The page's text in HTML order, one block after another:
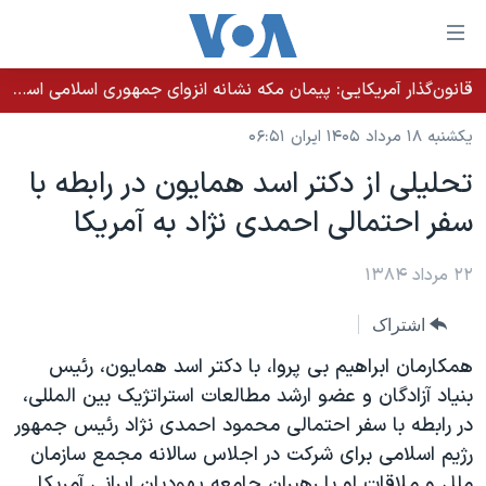
لینکهای
قابل
دسترسی
جهش
محتوای
اصلی
به
اصلی
جهش
به
جستجو
خانه
نسخه سبک وب‌سایت
موضوع ها
ایران
آمریکا
گزیده‌ها
ویژه برنامه‌ها
ویدیوها
برنامه های تلویزیونی
جدول برنامه ها
صفحه‌های ویژه
عملیات خشم حماسی
۲۵۰سالگی آمریکا
بایگانی برنامه‌های تلویزیونی
پخش رادیویی
یادگیری زبان انگلیسی
قانون‌گذار آمریکایی: پیمان مکه نشانه انزوای جمهوری اسلامی است؛ ابراز امیدواری جو ویلسون نسبت به روی کار آمدن حکومتی شایسته «تاریخ غنی ایران»
یکشنبه ۱۸ مرداد ۱۴۰۵ ایران ۰۶:۵۱
تحليلی از دکتر اسد همايون در رابطه با
سفر احتمالی احمدی نژاد به آمريکا
۲۲ مرداد ۱۳۸۴
اشتراک
همکارمان ابراهيم بی پروا، با دکتر اسد همايون، رئيس
بنياد آزادگان و عضو ارشد مطالعات استراتژيک بين المللی،
در رابطه با سفر احتمالی محمود احمدی نژاد رئيس جمهور
رژيم اسلامی برای شرکت در اجلاس سالانه مجمع سازمان